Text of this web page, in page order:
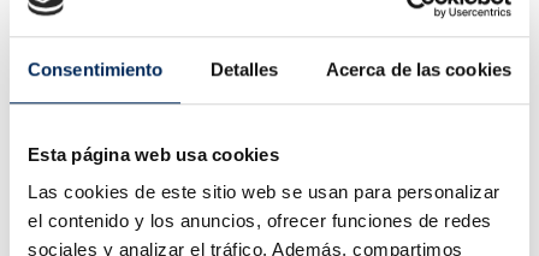
Consentimiento Detalles Acerca de las cookies
Esta página web usa cookies
Las cookies de este sitio web se usan para personalizar
el contenido y los anuncios, ofrecer funciones de redes
sociales y analizar el tráfico. Además, compartimos
Un extérieur
10-18 "
Nail intérieur
12-21 "
Largeur de roue
3-12 "